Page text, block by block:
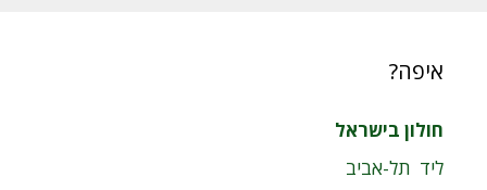
איפה?
חולון בישראל
ליד תל-אביב